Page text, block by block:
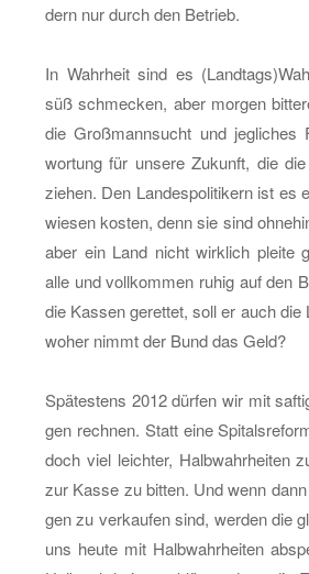
dern nur durch den Be­trieb.
In Wahr­heit sind es
süß schme­cken, aber mor­gen
die Groß­mann­sucht und jeg­li­ches
wor­tung für un­se­re Zu­kunft, die
zie­hen. Den Lan­des­po­li­ti­kern ist es
wie­sen kos­ten, denn sie sind
aber ein Land nicht wirk­lich plei­te
alle und voll­kom­men ruhig auf den
die Kas­sen ge­ret­tet, soll er auch die
woher nimmt der Bund das Geld?
Spä­tes­tens 2012 dür­fen wir mit
gen rech­nen. Statt eine
doch viel leich­ter, Halb­wahr­hei­ten
zur Kasse zu bit­ten. Und wenn
gen zu ver­kau­fen sind, wer­den die
uns heute mit Halb­wahr­hei­ten